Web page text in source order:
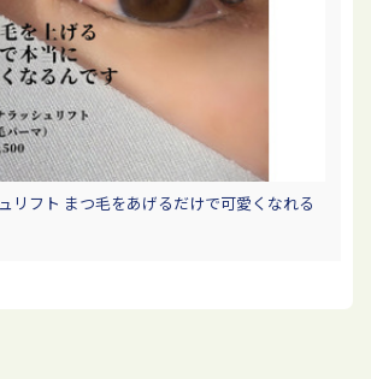
リフト まつ毛をあげるだけで可愛くなれる